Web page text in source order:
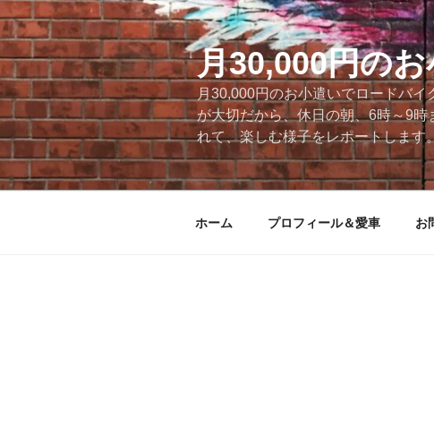
ン
テ
ン
ツ
へ
ス
キ
ッ
月30,000円の
月30,000円のお小遣いでロードバ
が大切だから、休日の朝、6時～9
れて、楽しむ様子をレポートします
ホーム プロフィール＆愛車 お